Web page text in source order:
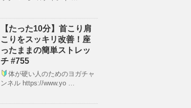
【たった10分】首こり肩
こりをスッキリ改善！座
ったままの簡単ストレッ
チ #755
体が硬い人のためのヨガチャ
ンネル https://www.yo …